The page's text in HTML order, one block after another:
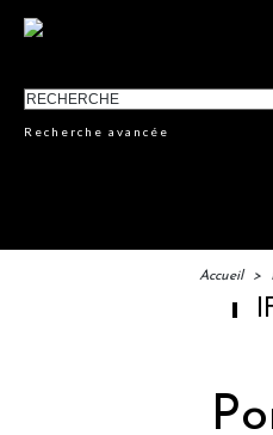
Recherche avancée
Accueil >